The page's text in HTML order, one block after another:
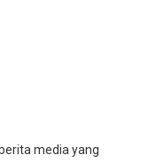
media yang